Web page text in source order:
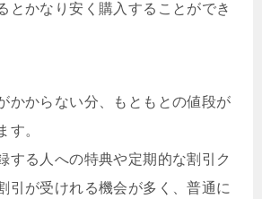
とかなり安く購入することができ
かからない分、もともとの値段が
す。
する人への特典や定期的な割引ク
引が受けれる機会が多く、普通に